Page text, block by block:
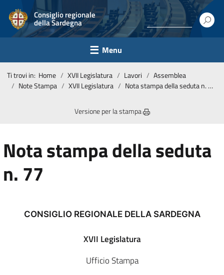
Consiglio regionale
della Sardegna
Menu
Ti trovi in: Home XVII Legislatura Lavori
Assemblea
Note Stampa
XVII Legislatura Nota stampa della seduta n. 77
Versione per la stampa
Nota stampa della seduta
n. 77
CONSIGLIO REGIONALE DELLA SARDEGNA
XVII Legislatura
Ufficio Stampa